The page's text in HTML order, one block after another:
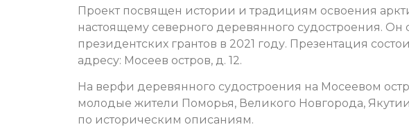
Проект посвящен истории и традициям освоения
настоящему северного деревянного судостроения. Он
президентских грантов в 2021 году. Презентация
адресу: Мосеев остров, д. 12.
На верфи деревянного судостроения на Мосеевом
молодые жители Поморья, Великого Новгорода,
по историческим описаниям.